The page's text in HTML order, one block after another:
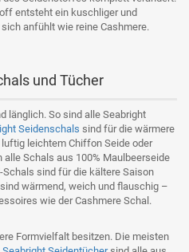
entsteht ein kuschliger und
anfühlt wie reine Cashmere.
und Tücher
länglich. So sind alle Seabright
Seidenschals sind für die wärmere
leichtem Chiffon Seide oder
Schals aus 100% Maulbeerseide
sind für die kältere Saison
wärmend, weich und flauschig –
wie der Cashmere Schal.
Formvielfalt besitzen. Die meisten